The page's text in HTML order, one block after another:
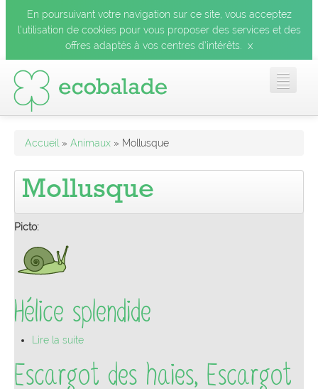
En poursuivant votre navigation sur ce site, vous acceptez
l’utilisation de cookies pour vous proposer des services et des
offres adaptés à vos centres d’intérêts.
x
Les balades
Les espèces
Accueil » Animaux » Mollusque
Mollusque
Picto:
Hélice splendide
Lire la suite
Escargot des haies, Escargot